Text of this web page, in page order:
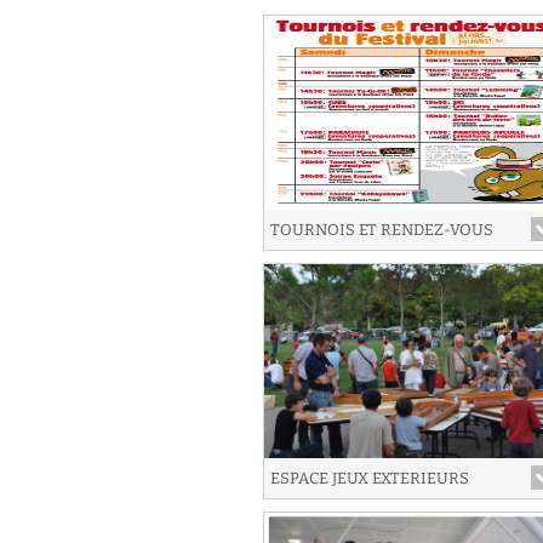
TOURNOIS ET RENDEZ-VOUS
ESPACE JEUX EXTERIEURS